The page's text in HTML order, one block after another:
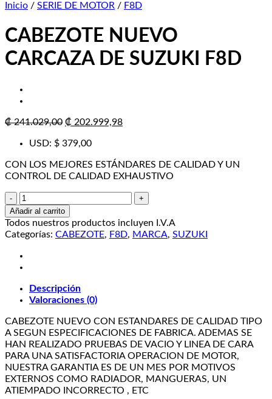
Inicio / SERIE DE MOTOR / F8D
CABEZOTE NUEVO
CARCAZA DE SUZUKI F8D
₡241.029,00 El
original
₡ 241.029,00.
₡ 202.999,98El
₡ 202.999,98.
USD: $ 379,00
CON LOS MEJORES ESTÁNDARES DE CALIDAD Y UN
CONTROL DE CALIDAD EXHAUSTIVO
CABEZOTE
NUEVO
CARCAZA
DE
F8D
cantidad
Añadir al carrito
Todos nuestros productos incluyen I.V.A
Categorías: CABEZOTE, F8D, MARCA, SUZUKI
Descripción
Valoraciones (0)
CABEZOTE NUEVO CON ESTANDARES DE CALIDAD TIPO
A SEGUN ESPECIFICACIONES DE FABRICA. ADEMAS SE
HAN REALIZADO PRUEBAS DE VACIO Y LINEA DE CARA
PARA UNA SATISFACTORIA OPERACION DE MOTOR,
NUESTRA GARANTIA ES DE UN MES POR MOTIVOS
EXTERNOS COMO RADIADOR, MANGUERAS, UN
ATIEMPADO INCORRECTO , ETC